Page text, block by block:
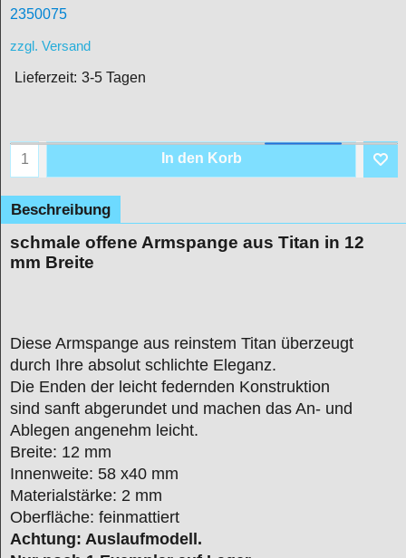
2350075
zzgl. Versand
Lieferzeit: 3-5 Tagen
In den Korb
Beschreibung
schmale offene Armspange aus Titan in 12
mm Breite
Diese Armspange aus reinstem Titan überzeugt
durch Ihre absolut schlichte Eleganz.
Die Enden der leicht federnden Konstruktion
sind sanft abgerundet und machen das An- und
Ablegen angenehm leicht.
Breite: 12 mm
Innenweite: 58 x40 mm
Materialstärke: 2 mm
Oberfläche: feinmattiert
Achtung: Auslaufmodell.